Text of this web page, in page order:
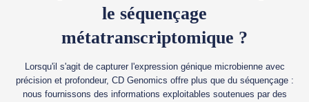
le séquençage
métatranscriptomique ?
Lorsqu'il s'agit de capturer l'expression génique microbienne avec
précision et profondeur, CD Genomics offre plus que du séquençage :
nous fournissons des informations exploitables soutenues par des